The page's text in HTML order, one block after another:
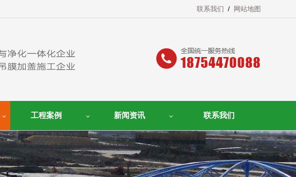
联系我们 / 网站地图
工程案例 新闻资讯 联系我们